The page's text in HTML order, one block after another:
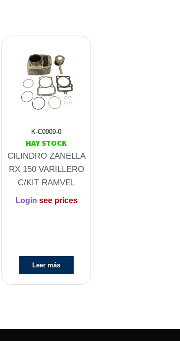
K-C0909-0
HAY STOCK
CILINDRO ZANELLA
RX 150 VARILLERO
C/KIT RAMVEL
Login see prices
Leer más